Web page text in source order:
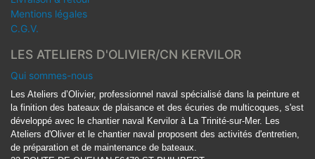
Mentions légales
C.G.V.
LES ATELIERS D'OLIVIER/CN KERVILOR
Qui sommes-nous
Les Ateliers d’Olivier, professionnel naval spécialisé dans la peinture et
la finition des bateaux de plaisance et des écuries de multicoques, s'est
développé avec le chantier naval Kervilor à La Trinité-sur-Mer. Les
Ateliers d'Oliver et le chantier naval proposent des activités d'entretien,
de préparation et de maintenance de bateaux.